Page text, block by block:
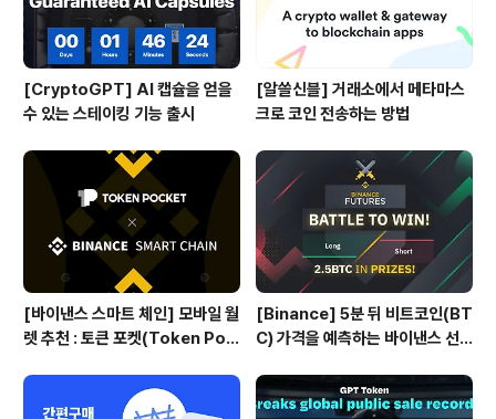
[CryptoGPT] AI 캡슐을 얻을
수 있는 스테이킹 기능 출시
[알쓸신블] 거래소에서 메타마스
크로 코인 전송하는 방법
[바이낸스 스마트 체인] 모바일 월
렛 추천 : 토큰 포켓(Token Poc
[Binance] 5분 뒤 비트코인(BT
C) 가격을 예측하는 바이낸스 선